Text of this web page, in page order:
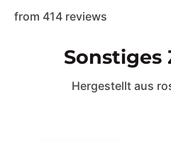
from 414 reviews
Sonstiges
Hergestellt aus